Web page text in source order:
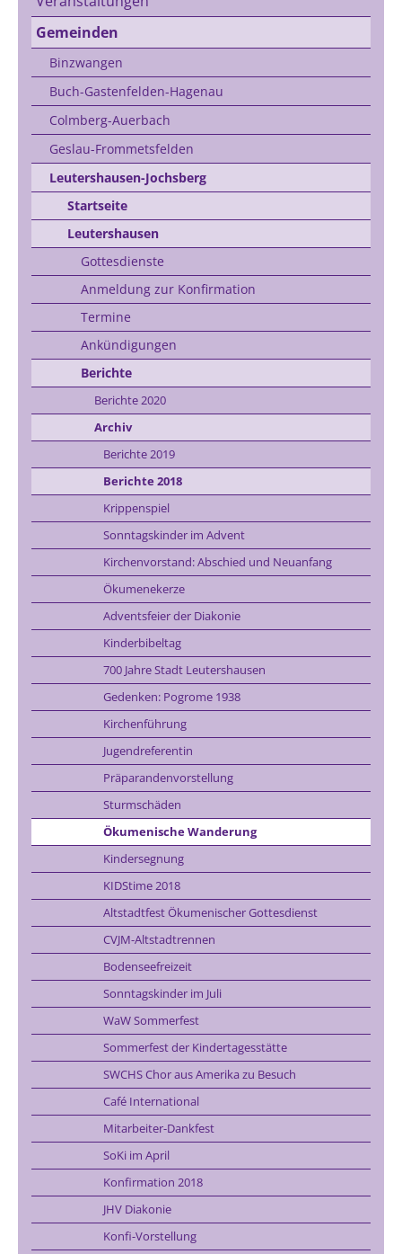
Gemeinden
Binzwangen
Buch-Gastenfelden-Hagenau
Colmberg-Auerbach
Geslau-Frommetsfelden
Leutershausen-Jochsberg
Startseite
Leutershausen
Gottesdienste
Anmeldung zur Konfirmation
Termine
Ankündigungen
Berichte
Berichte 2020
Archiv
Berichte 2019
Berichte 2018
Krippenspiel
Sonntagskinder im Advent
Kirchenvorstand: Abschied und Neuanfang
Ökumenekerze
Adventsfeier der Diakonie
Kinderbibeltag
700 Jahre Stadt Leutershausen
Gedenken: Pogrome 1938
Kirchenführung
Jugendreferentin
Präparandenvorstellung
Sturmschäden
Ökumenische Wanderung
Kindersegnung
KIDStime 2018
Altstadtfest Ökumenischer Gottesdienst
CVJM-Altstadtrennen
Bodenseefreizeit
Sonntagskinder im Juli
WaW Sommerfest
Sommerfest der Kindertagesstätte
SWCHS Chor aus Amerika zu Besuch
Café International
Mitarbeiter-Dankfest
SoKi im April
Konfirmation 2018
JHV Diakonie
Konfi-Vorstellung